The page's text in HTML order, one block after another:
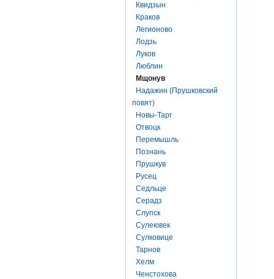
Квидзын
Краков
Легионово
Лодзь
Луков
Люблин
Мщонув
Надажин (Прушковский
повят)
Новы-Тарг
Отвоцк
Перемышль
Познань
Прушкув
Русец
Седльце
Серадз
Слупск
Сулеювек
Сулковице
Тарнов
Хелм
Ченстохова